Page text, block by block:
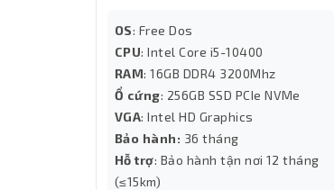
OS: Free Dos
CPU: Intel Core i5-10400
RAM: 16GB DDR4 3200Mhz
Ổ cứng: 256GB SSD PCIe NVMe
VGA: Intel HD Graphics
Bảo hành: 36 tháng
Hỗ trợ: Bảo hành tận nơi 12 tháng
(≤15km)